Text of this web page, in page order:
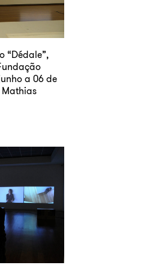
“Dédale”,
a 06 de
Mathias